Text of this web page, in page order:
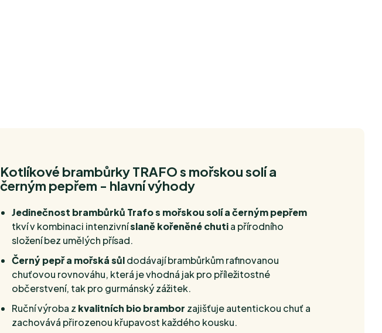
Kotlíkové brambůrky TRAFO s mořskou solí a
černým pepřem - hlavní výhody
Jedinečnost brambůrků Trafo s mořskou solí a černým pepřem
tkví v kombinaci intenzivníslaně kořeněné chutia přírodního
složení bez umělých přísad.
Černý pepř a mořská sůldodávají brambůrkům rafinovanou
chuťovou rovnováhu, která je vhodná jak pro příležitostné
občerstvení, tak pro gurmánský zážitek.
Ruční výroba z kvalitních bio brambor zajišťuje autentickou chuť a
zachovává přirozenou křupavost každého kousku.